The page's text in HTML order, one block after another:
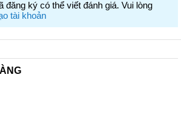
đăng ký có thể viết đánh giá. Vui lòng
tài khoản